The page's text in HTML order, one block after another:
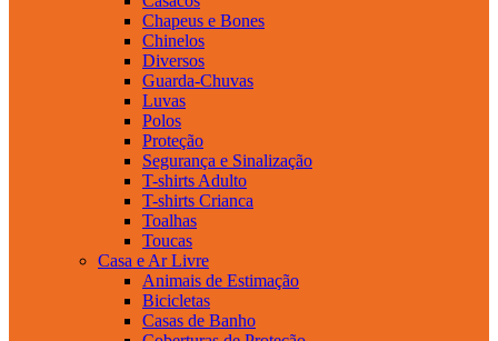
Chapeus e Bones
Chinelos
Diversos
Guarda-Chuvas
Luvas
Polos
Proteção
Segurança e Sinalização
T-shirts Adulto
T-shirts Crianca
Toalhas
Toucas
Casa e Ar Livre
Animais de Estimação
Bicicletas
Casas de Banho